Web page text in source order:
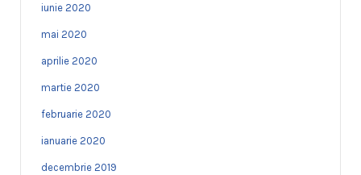
iunie 2020
mai 2020
aprilie 2020
martie 2020
februarie 2020
ianuarie 2020
decembrie 2019